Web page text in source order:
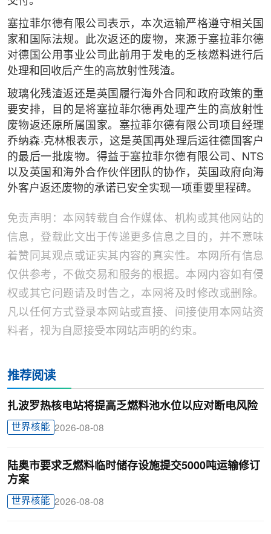
塞拉菲尔德有限公司表示，本次运输严格遵守相关国
家和国际法规。此次返还的废物，来源于塞拉菲尔德
对德国公用事业公司此前用于发电的乏核燃料进行后
处理和回收后产生的高放射性残渣。
玻璃化残渣返还是英国履行海外合同和政府政策的重
要安排，目的是将塞拉菲尔德再处理产生的高放射性
废物返还原所属国家。塞拉菲尔德有限公司项目经理
乔纳森·克林根表示，这是英国再处理后运往德国客户
的最后一批废物。得益于塞拉菲尔德有限公司、NTS
以及英国和海外合作伙伴团队的协作，英国政府向海
外客户返还废物的承诺已安全实现一项重要里程碑。
免责声明：本网转载自合作媒体、机构或其他网站的
信息，登载此文出于传递更多信息之目的，并不意味
着赞同其观点或证实其内容的真实性。本网所有信息
仅供参考，不做交易和服务的根据。本网内容如有侵
权或其它问题请及时告之，本网将及时修改或删除。
凡以任何方式登录本网站或直接、间接使用本网站资
料者，视为自愿接受本网站声明的约束。
推荐阅读
扎波罗热核电站将提高乏燃料池水位以应对断电风险
世界核能 2026-08-08
陆奥市要求乏燃料临时储存设施提交5000吨运输修订
方案
世界核能 2026-08-08